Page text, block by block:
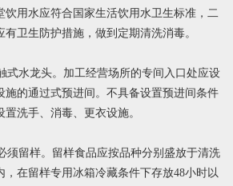
饮用水应符合国家生活饮用水卫生标准，二
卫生防护措施，做到定期清洗消毒。
水龙头。加工经营场所的专间入口处应设
施的通过式预进间。不具备设置预进间条件
洗手、消毒、更衣设施。
留样。留样食品应按品种分别盛放于清洗
，在留样专用冰箱冷藏条件下存放48小时以